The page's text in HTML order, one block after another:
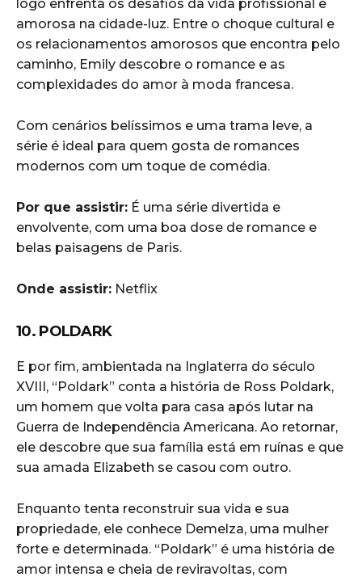
logo enfrenta os desafios da vida profissional e
amorosa na cidade-luz. Entre o choque cultural e
os relacionamentos amorosos que encontra pelo
caminho, Emily descobre o romance e as
complexidades do amor à moda francesa.
Com cenários belíssimos e uma trama leve, a
série é ideal para quem gosta de romances
modernos com um toque de comédia.
Por que assistir: É uma série divertida e
envolvente, com uma boa dose de romance e
belas paisagens de Paris.
Onde assistir: Netflix
10. POLDARK
E por fim, ambientada na Inglaterra do século
XVIII, “Poldark” conta a história de Ross Poldark,
um homem que volta para casa após lutar na
Guerra de Independência Americana. Ao retornar,
ele descobre que sua família está em ruínas e que
sua amada Elizabeth se casou com outro.
Enquanto tenta reconstruir sua vida e sua
propriedade, ele conhece Demelza, uma mulher
forte e determinada. “Poldark” é uma história de
amor intensa e cheia de reviravoltas, com